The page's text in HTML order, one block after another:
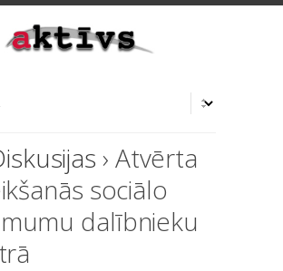
› Atvērta
sociālo
dalībnieku